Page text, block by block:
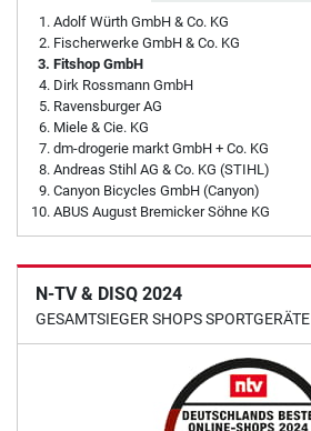
Adolf Würth GmbH & Co. KG
Fischerwerke GmbH & Co. KG
Fitshop GmbH
Dirk Rossmann GmbH
Ravensburger AG
Miele & Cie. KG
dm-drogerie markt GmbH + Co. KG
Andreas Stihl AG & Co. KG (STIHL)
Canyon Bicycles GmbH (Canyon)
ABUS August Bremicker Söhne KG
N-TV & DISQ 2024
GESAMTSIEGER SHOPS SPORTGERÄTE